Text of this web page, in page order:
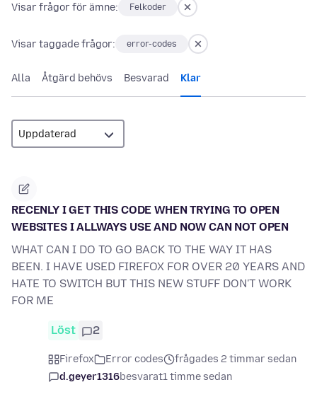
Visar frågor för ämne: Felkoder
Visar taggade frågor: error-codes
Alla Åtgärd behövs Besvarad Klar
RECENLY I GET THIS CODE WHEN TRYING TO OPEN
WEBSITES I ALLWAYS USE AND NOW CAN NOT OPEN
WHAT CAN I DO TO GO BACK TO THE WAY IT HAS
BEEN. I HAVE USED FIREFOX FOR OVER 20 YEARS AND
HATE TO SWITCH BUT THIS NEW STUFF DON'T WORK
FOR ME
Löst 2
Firefox Error codes
frågades 2 timmar sedan
d.geyer1316besvarat1 timme sedan